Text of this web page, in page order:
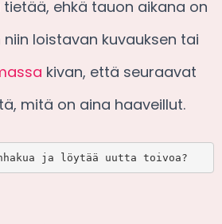
tietää, ehkä tauon aikana on
loistavan kuvauksen tai
kivan, että seuraavat
mitä on aina haaveillut.
ja löytää uutta toivoa?